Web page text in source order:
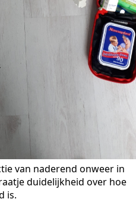
van naderend onweer in
duidelijkheid over hoe
is.